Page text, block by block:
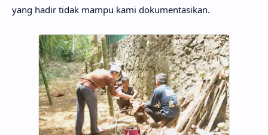
yang hadir tidak mampu kami dokumentasikan.